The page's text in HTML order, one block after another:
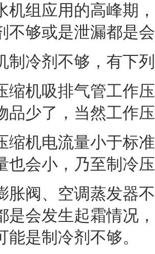
机组应用的高峰期
不够或是泄漏都是
制冷剂不够，有下
缩机吸排气管工作
品少了，当然工作
缩机电流量小于标
也会小，乃至制冷
胀阀、空调蒸发器
是会发生起霜情况
能是制冷剂不够。